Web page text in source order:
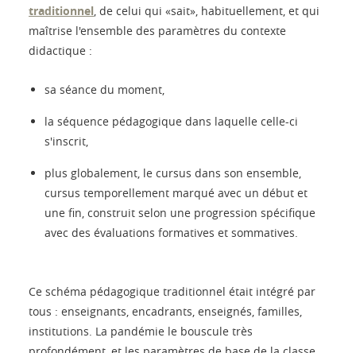
traditionnel, de celui qui «sait», habituellement, et qui
maîtrise l'ensemble des paramètres du contexte
didactique :
sa séance du moment,
la séquence pédagogique dans laquelle celle-ci
s'inscrit,
plus globalement, le cursus dans son ensemble,
cursus temporellement marqué avec un début et
une fin, construit selon une progression spécifique
avec des évaluations formatives et sommatives.
Ce schéma pédagogique traditionnel était intégré par
tous : enseignants, encadrants, enseignés, familles,
institutions. La pandémie le bouscule très